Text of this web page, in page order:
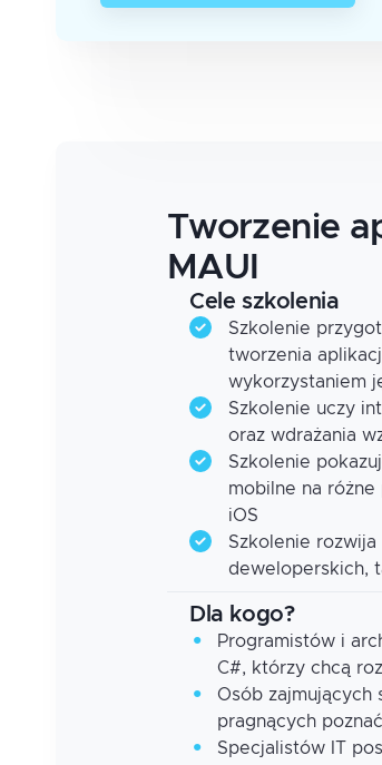
Tworzenie
MAUI
Cele szkolenia
Szkolenie
tworzenia
wykorzystaniem
Szkolenie uczy
oraz wdrażania
Szkolenie
mobilne na
iOS
Szkolenie
deweloperskich,
Dla kogo?
Programistów i
C#, którzy chcą
Osób
pragnących
Specjalistów IT